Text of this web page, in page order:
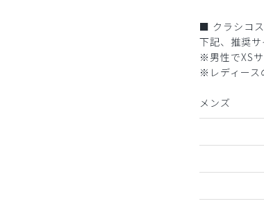
■ クラシコ
下記、推奨サ
※男性でXS
※レディース
メンズ